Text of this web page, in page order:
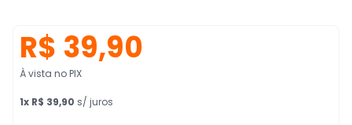
R$ 39,90
À vista no PIX
1x R$ 39,90 s/ juros